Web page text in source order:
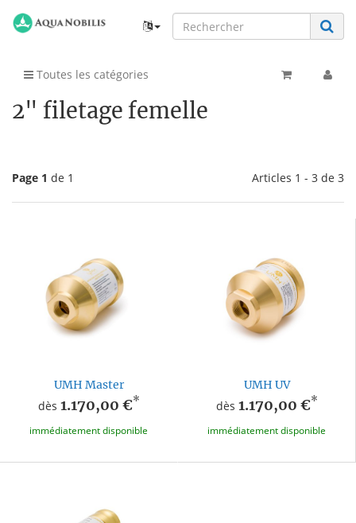
Toutes les catégories
2" filetage femelle
Page 1 de 1 Articles 1 - 3 de 3
UMH Master
dès 1.170,00 €*
immédiatement disponible
UMH UV
dès 1.170,00 €*
immédiatement disponible